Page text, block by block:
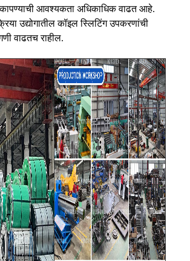
आवश्यकता अधिकाधिक वाढत आहे.
उद्योगातील कॉइल स्लिटिंग उपकरणांची
वाढतच राहील.